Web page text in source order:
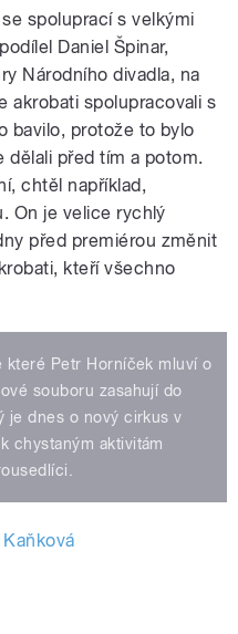
spoluprací s velkými
Daniel Špinar,
Národního divadla, na
akrobati spolupracovali s
bavilo, protože to bylo
dělali před tím a potom.
chtěl například,
On je velice rychlý
před premiérou změnit
kteří všechno
které Petr Horníček mluví o
souboru zasahují do
je dnes o nový cirkus v
chystaným aktivitám